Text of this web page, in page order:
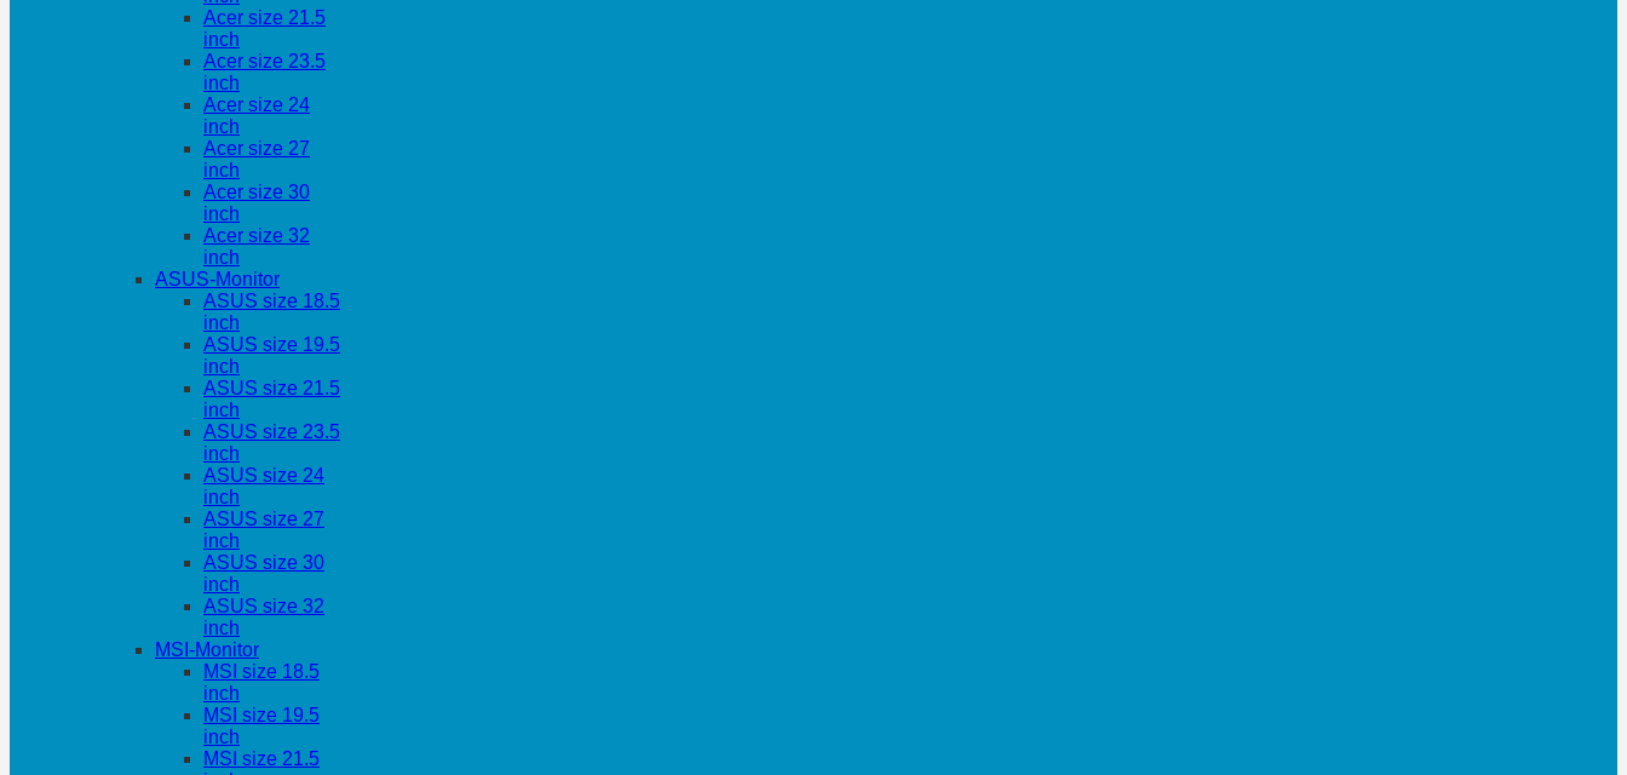
Acer size 21.5
inch
Acer size 23.5
inch
Acer size 24
inch
Acer size 27
inch
Acer size 30
inch
Acer size 32
inch
ASUS-Monitor
ASUS size 18.5
inch
ASUS size 19.5
inch
ASUS size 21.5
inch
ASUS size 23.5
inch
ASUS size 24
inch
ASUS size 27
inch
ASUS size 30
inch
ASUS size 32
inch
MSI-Monitor
MSI size 18.5
inch
MSI size 19.5
inch
MSI size 21.5